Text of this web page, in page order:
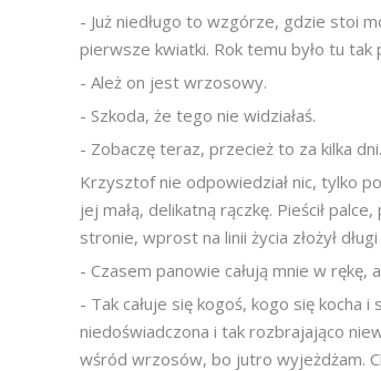
- Już niedługo to wzgórze, gdzie stoi
pierwsze kwiatki. Rok temu było tu
- Ależ on jest wrzosowy.
- Szkoda, że tego nie widziałaś.
- Zobaczę teraz, przecież to za kilka dni.
Krzysztof nie odpowiedział nic, tylko
jej małą, delikatną rączkę. Pieścił
stronie, wprost na linii życia złożył długi
- Czasem panowie całują mnie w rękę,
- Tak całuje się kogoś, kogo się kocha
niedoświadczona i tak rozbrajająco
wśród wrzosów, bo jutro wyjeżdżam.